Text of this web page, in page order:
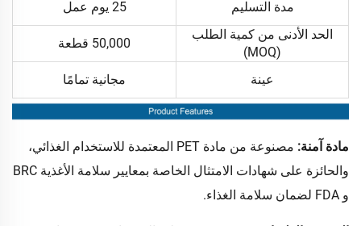
مدة التسليم
25 يوم عمل
الحد الأدنى من كمية الطلب
(MOQ)
50,000 قطعة
عينة مجانية تمامًا
مادة آمنة:
مصنوعة من مادة PET المعتمدة للاستخدام الغذائي،
والحائزة على شهادات الامتثال الخاصة بمعايير سلامة الأغذية BRC
و FDA لضمان سلامة الغذاء.